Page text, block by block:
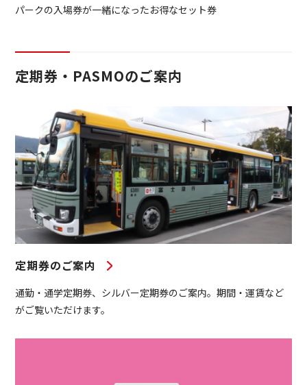
パークの入場券が一緒になったお得なセット券
定期券・PASMOのご案内
定期券のご案内
通勤・通学定期券、シルバー定期券のご案内。期間・運賃など
がご覧いただけます。